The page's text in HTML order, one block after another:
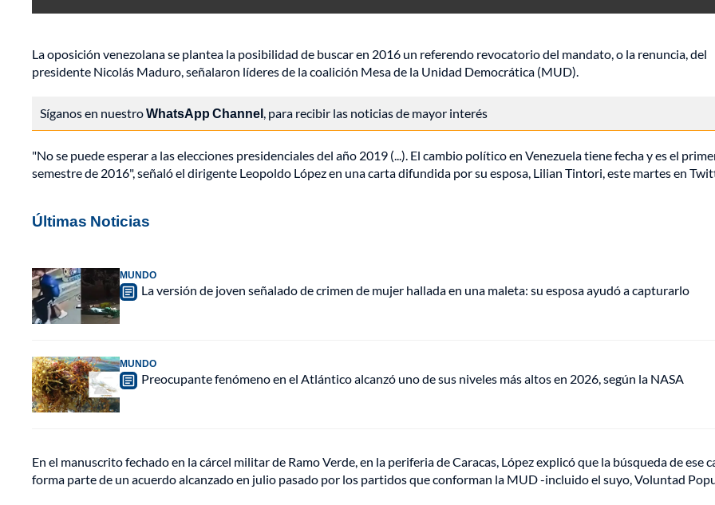
La oposición venezolana se plantea la posibilidad de buscar en 2016 un referendo revocatorio del mandato, o la renuncia, del
presidente Nicolás Maduro, señalaron líderes de la coalición Mesa de la Unidad Democrática (MUD).
Síganos en nuestroWhatsApp Channel, para recibir las noticias de mayor interés
"No se puede esperar a las elecciones presidenciales del año 2019 (...). El cambio político en Venezuela tiene fecha y es el
semestre de 2016", señaló el dirigente Leopoldo López en una carta difundida por su esposa, Lilian Tintori, este martes en
Últimas Noticias
MUNDO
La versión de joven señalado de crimen de mujer hallada en una maleta: su esposa ayudó a capturarlo
MUNDO
Preocupante fenómeno en el Atlántico alcanzó uno de sus niveles más altos en 2026, según la NASA
En el manuscrito fechado en la cárcel militar de Ramo Verde, en la periferia de Caracas, López explicó que la búsqueda de ese
forma parte de un acuerdo alcanzado en julio pasado por los partidos que conforman la MUD -incluido el suyo, Voluntad